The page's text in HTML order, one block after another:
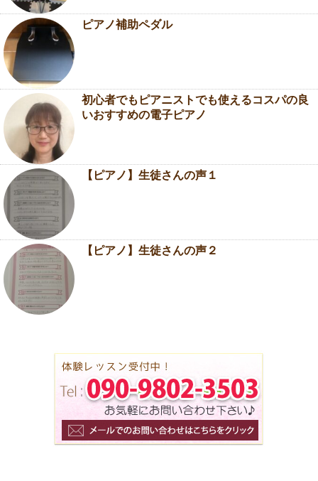
ピアノ補助ペダル
初心者でもピアニストでも使えるコスパの良
いおすすめの電子ピアノ
【ピアノ】生徒さんの声１
【ピアノ】生徒さんの声２